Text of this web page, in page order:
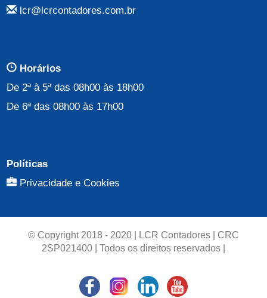
lcr@lcrcontadores.com.br
Horários
De 2ª à 5ª das 08h00 às 18h00
De 6ª das 08h00 às 17h00
Políticas
Privacidade e Cookies
© Copyright 2018 - 2020 | LCR Contadores | CRC
2SP021400 | Todos os direitos reservados |